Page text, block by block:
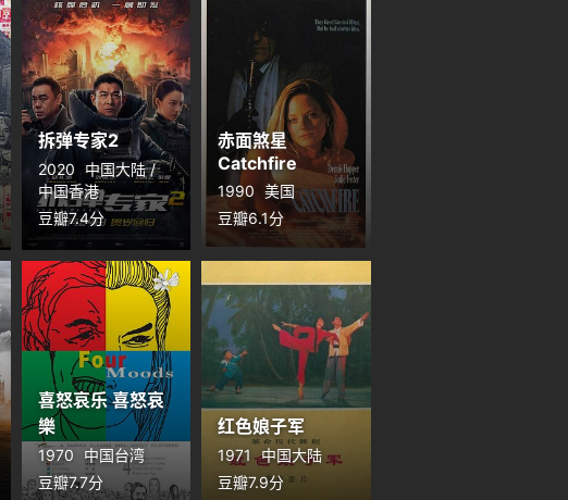
拆弹专家2
2020 中国大陆 /
中国香港
豆瓣7.4分
赤面煞星
Catchfire
1990 美国
豆瓣6.1分
喜怒哀乐 喜怒哀
樂
1970
中国台湾
豆瓣7.7分
红色娘子军
1971
中国大陆
豆瓣7.9分